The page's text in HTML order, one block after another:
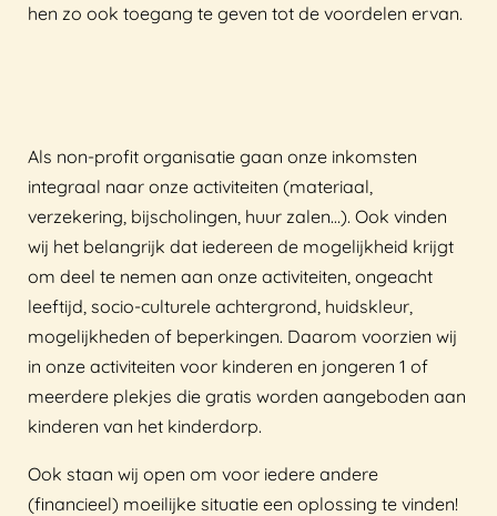
hen zo ook toegang te geven tot de voordelen ervan.
Als non-profit organisatie gaan onze inkomsten
integraal naar onze activiteiten (materiaal,
verzekering, bijscholingen, huur zalen…). Ook vinden
wij het belangrijk dat iedereen de mogelijkheid krijgt
om deel te nemen aan onze activiteiten, ongeacht
leeftijd, socio-culturele achtergrond, huidskleur,
mogelijkheden of beperkingen. Daarom voorzien wij
in onze activiteiten voor kinderen en jongeren 1 of
meerdere plekjes die gratis worden aangeboden aan
kinderen van het kinderdorp.
Ook staan wij open om voor iedere andere
(financieel) moeilijke situatie een oplossing te vinden!